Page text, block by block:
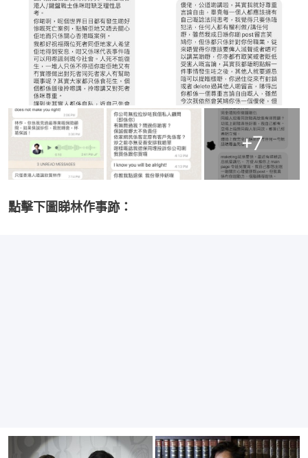
+7
點擊下圖睇林作事跡：